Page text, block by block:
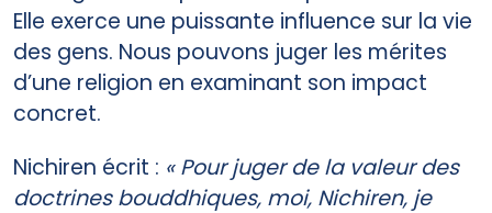
Elle exerce une puissante influence sur la vie
des gens. Nous pouvons juger les mérites
d’une religion en examinant son impact
concret.
Nichiren écrit : « Pour juger de la valeur des
doctrines bouddhiques, moi, Nichiren, je